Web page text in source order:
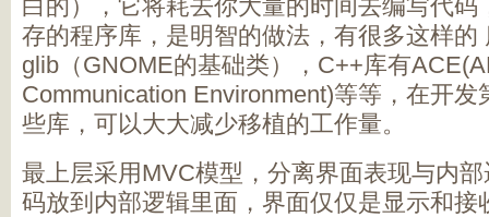
白的），它将耗去你大量的时间去编写代码
存的程序库，是明智的做法，有很多这样的
glib（GNOME的基础类），C++库有
Communication Environment)等等，在开
些库，可以大大减少移植的工作量。
最上层采用MVC模型，分离界面表现与内
码放到内部逻辑里面，界面仅仅是显示和接